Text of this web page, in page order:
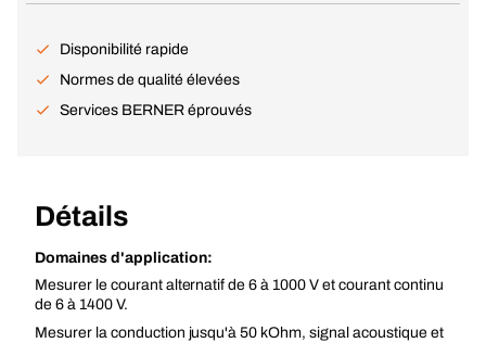
Disponibilité rapide
Normes de qualité élevées
Services BERNER éprouvés
Détails
Domaines d'application:
Mesurer le courant alternatif de 6 à 1000 V et courant continu
de 6 à 1400 V.
Mesurer la conduction jusqu'à 50 kOhm, signal acoustique et